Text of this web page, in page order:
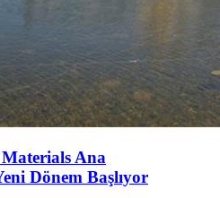
Ana
Dönem Başlıyor